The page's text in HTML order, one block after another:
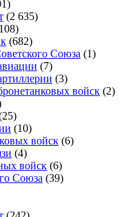
(2 635)
(682)
Союза (1)
(7)
(3)
войск (2)
(10)
войск (6)
(4)
войск (6)
Союза (39)